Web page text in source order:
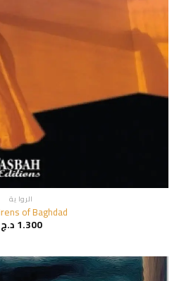
الروا ية
of Baghdad
1.300د.ج